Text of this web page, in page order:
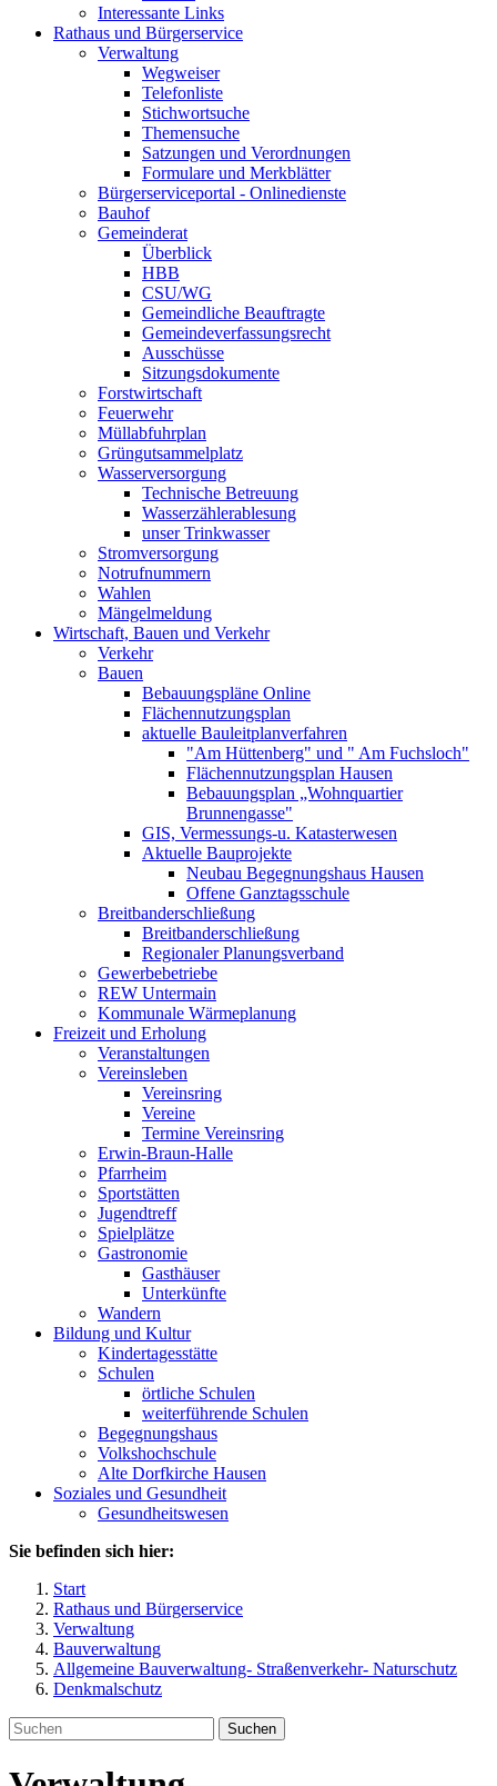
Interessante Links
Rathaus und Bürgerservice
Verwaltung
Wegweiser
Telefonliste
Stichwortsuche
Themensuche
Satzungen und Verordnungen
Formulare und Merkblätter
Bürgerserviceportal - Onlinedienste
Bauhof
Gemeinderat
Überblick
HBB
CSU/WG
Gemeindliche Beauftragte
Gemeindeverfassungsrecht
Ausschüsse
Sitzungsdokumente
Forstwirtschaft
Feuerwehr
Müllabfuhrplan
Grüngutsammelplatz
Wasserversorgung
Technische Betreuung
Wasserzählerablesung
unser Trinkwasser
Stromversorgung
Notrufnummern
Wahlen
Mängelmeldung
Wirtschaft, Bauen und Verkehr
Verkehr
Bauen
Bebauungspläne Online
Flächennutzungsplan
aktuelle Bauleitplanverfahren
"Am Hüttenberg" und " Am Fuchsloch"
Flächennutzungsplan Hausen
Bebauungsplan „Wohnquartier
Brunnengasse"
GIS, Vermessungs-u. Katasterwesen
Aktuelle Bauprojekte
Neubau Begegnungshaus Hausen
Offene Ganztagsschule
Breitbanderschließung
Breitbanderschließung
Regionaler Planungsverband
Gewerbebetriebe
REW Untermain
Kommunale Wärmeplanung
Freizeit und Erholung
Veranstaltungen
Vereinsleben
Vereinsring
Vereine
Termine Vereinsring
Erwin-Braun-Halle
Pfarrheim
Sportstätten
Jugendtreff
Spielplätze
Gastronomie
Gasthäuser
Unterkünfte
Wandern
Bildung und Kultur
Kindertagesstätte
Schulen
örtliche Schulen
weiterführende Schulen
Begegnungshaus
Volkshochschule
Alte Dorfkirche Hausen
Soziales und Gesundheit
Gesundheitswesen
Sie befinden sich hier:
Start
Rathaus und Bürgerservice
Verwaltung
Bauverwaltung
Allgemeine Bauverwaltung- Straßenverkehr- Naturschutz
Denkmalschutz
Suchen